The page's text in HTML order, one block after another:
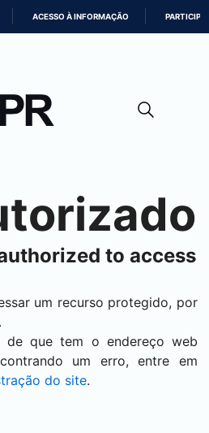
CONTEÚDO
ACESSO À INFORMAÇÃO PARTICIPE
to access
um recurso protegido, por
de que tem o endereço web
um erro, entre em
do site.